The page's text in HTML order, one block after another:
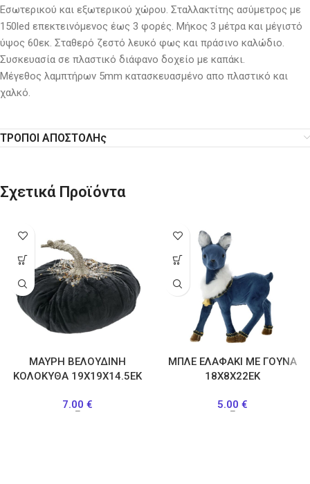
Εσωτερικού και εξωτερικού χώρου. Σταλλακτίτης ασύμετρος με
150led επεκτεινόμενος έως 3 φορές. Μήκος 3 μέτρα και μέγιστό
ύψος 60εκ. Σταθερό ζεστό λευκό φως και πράσινο καλώδιο.
Συσκευασία σε πλαστικό διάφανο δοχείο με καπάκι.
Μέγεθος λαμπτήρων 5mm κατασκευασμένο απο πλαστικό και
χαλκό.
ΤΡΟΠΟΙ ΑΠΟΣΤΟΛΗς
Σχετικά Προϊόντα
ΜΑΥΡΗ ΒΕΛΟΥΔΙΝΗ
ΚΟΛΟΚΥΘΑ 19Χ19Χ14.5ΕΚ
7.00 €
–
ΜΠΛΕ ΕΛΑΦΑΚΙ ΜΕ ΓΟΥΝΑ
18Χ8Χ22ΕΚ
5.00 €
–